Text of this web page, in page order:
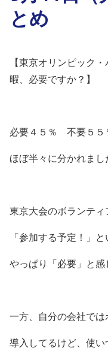
とめ
【東京オリンピック
暇、必要ですか？】
必要４５％ 不要５５
ほぼ半々に分かれまし
東京大会のボランティ
「参加する予定！」と
やっぱり「必要」と感
一方、自分の会社で
導入してるけど、使い